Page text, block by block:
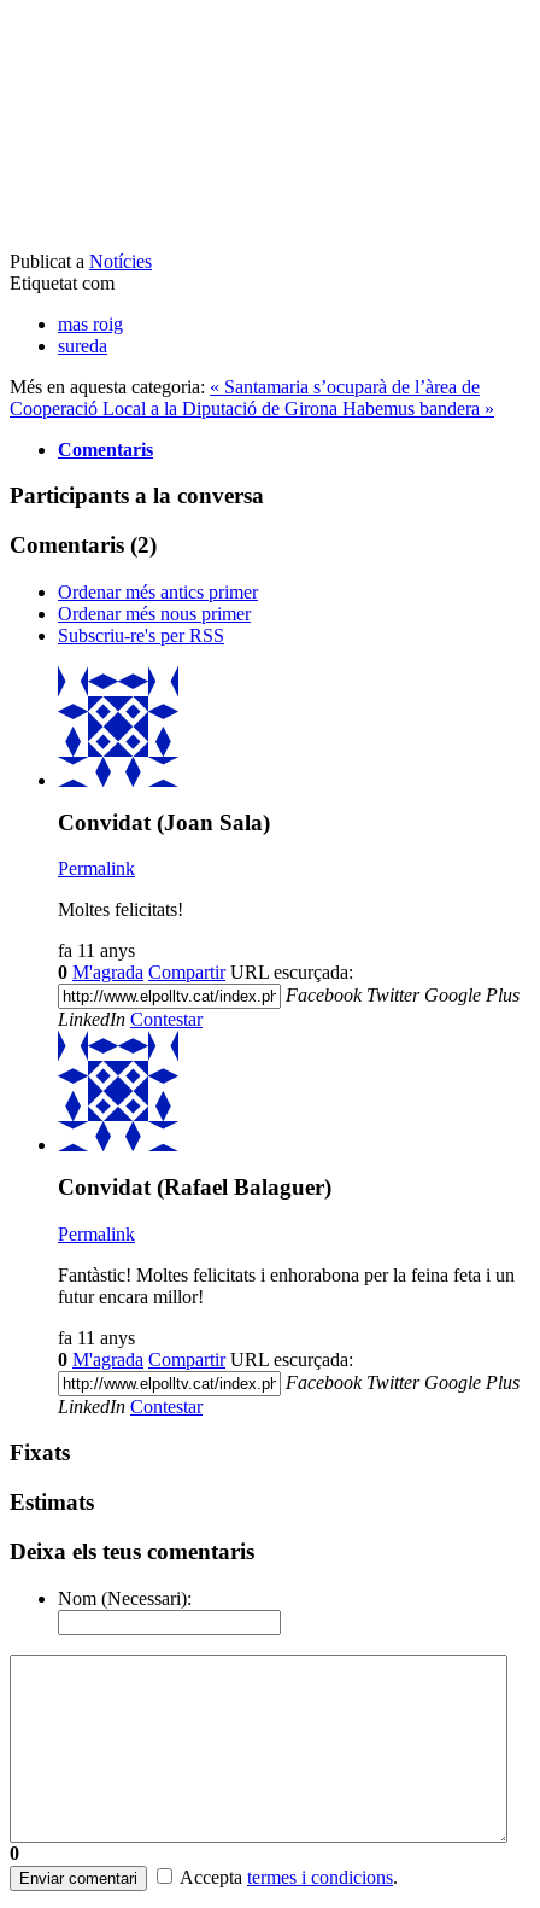
Publicat a Notícies
Etiquetat com
mas roig
sureda
Més en aquesta categoria: « Santamaria s’ocuparà de l’àrea de
Cooperació Local a la Diputació de Girona Habemus bandera »
Comentaris
Participants a la conversa
Comentaris (2)
Ordenar més antics primer
Ordenar més nous primer
Subscriu-re's per RSS
Convidat (Joan Sala)
Permalink
Moltes felicitats!
fa 11 anys
0 M'agrada Compartir URL escurçada:
Facebook Twitter Google Plus
LinkedIn Contestar
Convidat (Rafael Balaguer)
Permalink
Fantàstic! Moltes felicitats i enhorabona per la feina feta i un
futur encara millor!
fa 11 anys
0 M'agrada Compartir URL escurçada:
Facebook Twitter Google Plus
LinkedIn Contestar
Fixats
Estimats
Deixa els teus comentaris
Nom (Necessari):
0
Enviar comentari Accepta termes i condicions.